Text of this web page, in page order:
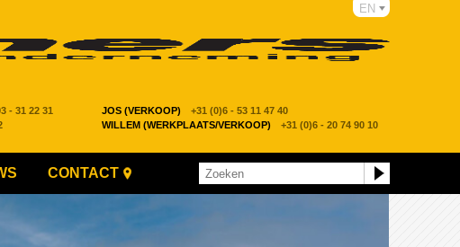
- 31 22 31 JOS (VERKOOP)
+31 (0)6 - 53 11 47 40
WILLEM (WERKPLAATS/VERKOOP) +31 (0)6 - 20 74 90 10
EN
CONTACT